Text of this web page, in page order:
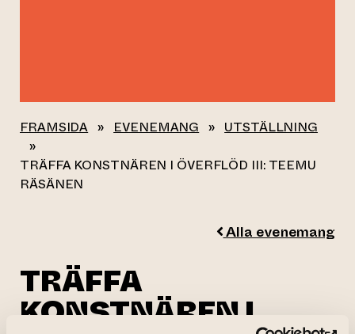
FRAMSIDA » EVENEMANG » UTSTÄLLNING
»
TRÄFFA KONSTNÄREN I ÖVERFLÖD III: TEEMU
RÄSÄNEN
Alla evenemang
TRÄFFA
KONSTNÄREN I